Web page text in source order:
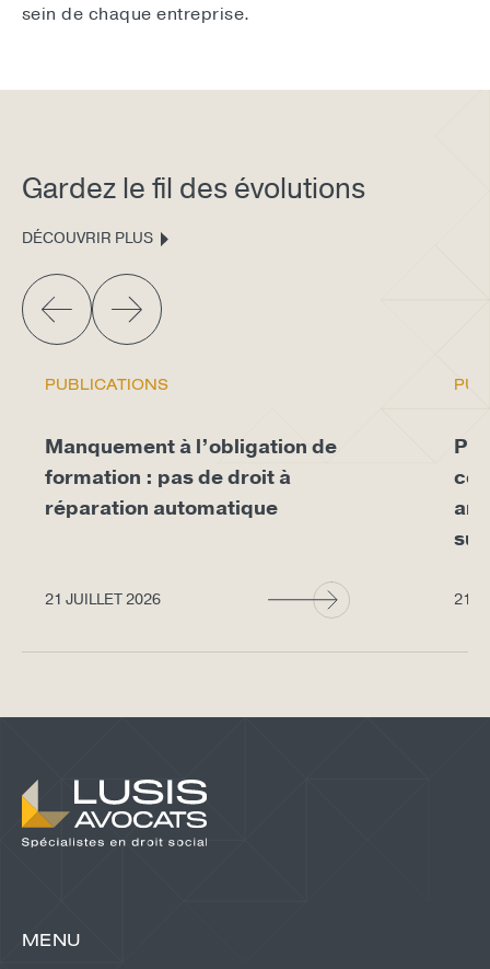
sein de chaque entreprise.
Gardez le fil des évolutions
DÉCOUVRIR PLUS
PUBLICATIONS
Manquement à l’obligation de
formation : pas de droit à
réparation automatique
21 JUILLET 2026 21
MENU